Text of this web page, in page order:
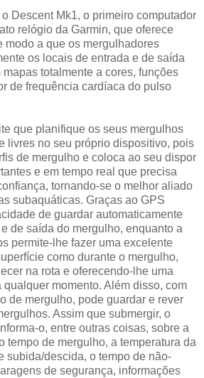
Descent Mk1, o primeiro computador
relógio da Garmin, que oferece
modo a que os mergulhadores
os locais de entrada e de saída
totalmente a cores, funções
de frequência cardíaca do pulso
que planifique os seus mergulhos
livres no seu próprio dispositivo, pois
de mergulho e coloca ao seu dispor
e em tempo real que precisa
tornando-se o melhor aliado
subaquáticas. Graças ao GPS
de guardar automaticamente
de saída do mergulho, enquanto a
permite-lhe fazer uma excelente
como durante o mergulho,
na rota e oferecendo-lhe uma
momento. Além disso, com
de mergulho, pode guardar e rever
Assim que submergir, o
o, entre outras coisas, sobre a
tempo de mergulho, a temperatura da
subida/descida, o tempo de não-
de segurança, informações